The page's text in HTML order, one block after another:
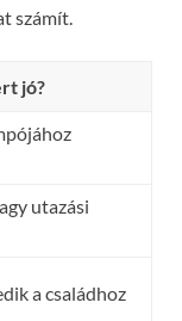
számít.
jó?
utazási
a családhoz